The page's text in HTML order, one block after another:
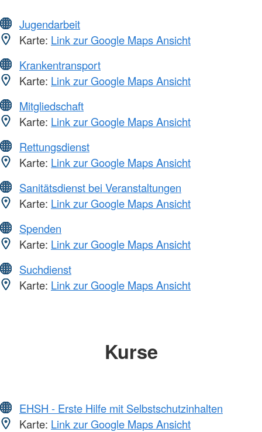
Jugendarbeit
Karte: Link zur Google Maps Ansicht
Krankentransport
Karte: Link zur Google Maps Ansicht
Mitgliedschaft
Karte: Link zur Google Maps Ansicht
Rettungsdienst
Karte: Link zur Google Maps Ansicht
Sanitätsdienst bei Veranstaltungen
Karte: Link zur Google Maps Ansicht
Spenden
Karte: Link zur Google Maps Ansicht
Suchdienst
Karte: Link zur Google Maps Ansicht
Kurse
EHSH - Erste Hilfe mit Selbstschutzinhalten
Karte: Link zur Google Maps Ansicht